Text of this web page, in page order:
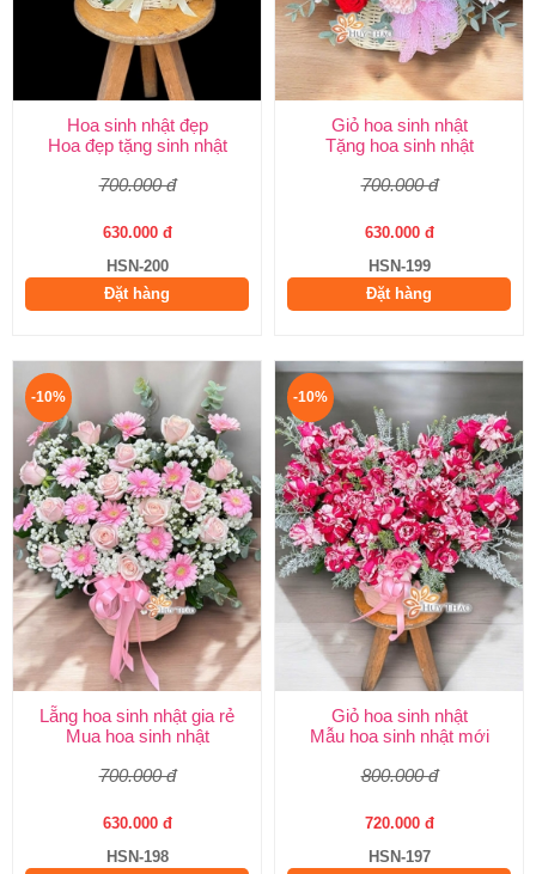
Hoa sinh nhật đẹp
Hoa đẹp tặng sinh nhật
700.000 đ
630.000 đ
HSN-200
Đặt hàng
Giỏ hoa sinh nhật
Tặng hoa sinh nhật
700.000 đ
630.000 đ
HSN-199
Đặt hàng
-10%
Lẵng hoa sinh nhật gia rẻ
Mua hoa sinh nhật
700.000 đ
630.000 đ
HSN-198
-10%
Giỏ hoa sinh nhật
Mẫu hoa sinh nhật mới
800.000 đ
720.000 đ
HSN-197